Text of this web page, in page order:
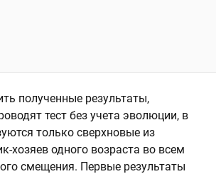
полученные результаты,
тест без учета эволюции, в
только сверхновые из
хозяев одного возраста во всем
смещения. Первые результаты